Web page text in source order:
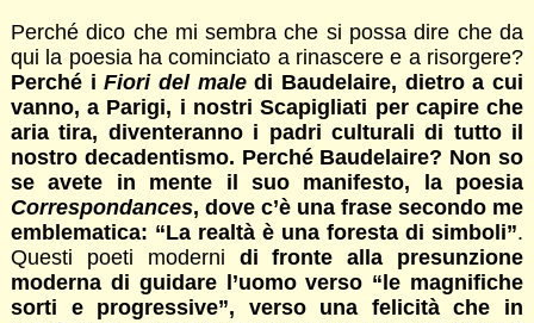
Perché dico che mi sembra che si possa dire che da
qui la poesia ha cominciato a rinascere e a risorgere?
Perché iFiori del maledi Baudelaire, dietro a cui
vanno, a Parigi, i nostri Scapigliati per capire che
aria tira, diventeranno i padri culturali di tutto il
nostro decadentismo. Perché Baudelaire? Non so
se avete in mente il suo manifesto, la poesia
Correspondances, dove c’è una frase secondo me
emblematica: “La realtà è una foresta di simboli”.
Questi poeti moderni di fronte alla presunzione
moderna di guidare l’uomo verso “le magnifiche
sorti e progressive”, verso una felicità che in